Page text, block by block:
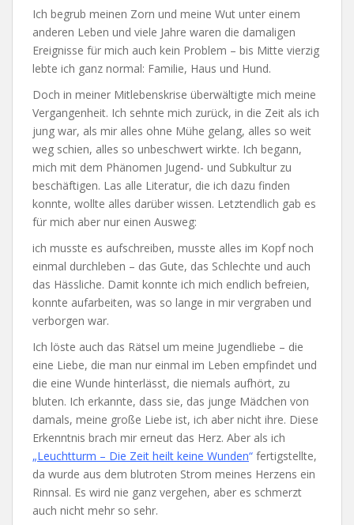
Ich begrub meinen Zorn und meine Wut unter einem
anderen Leben und viele Jahre waren die damaligen
Ereignisse für mich auch kein Problem – bis Mitte vierzig
lebte ich ganz normal: Familie, Haus und Hund.
Doch in meiner Mitlebenskrise überwältigte mich meine
Vergangenheit. Ich sehnte mich zurück, in die Zeit als ich
jung war, als mir alles ohne Mühe gelang, alles so weit
weg schien, alles so unbeschwert wirkte. Ich begann,
mich mit dem Phänomen Jugend- und Subkultur zu
beschäftigen. Las alle Literatur, die ich dazu finden
konnte, wollte alles darüber wissen. Letztendlich gab es
für mich aber nur einen Ausweg:
ich musste es aufschreiben, musste alles im Kopf noch
einmal durchleben – das Gute, das Schlechte und auch
das Hässliche. Damit konnte ich mich endlich befreien,
konnte aufarbeiten, was so lange in mir vergraben und
verborgen war.
Ich löste auch das Rätsel um meine Jugendliebe – die
eine Liebe, die man nur einmal im Leben empfindet und
die eine Wunde hinterlässt, die niemals aufhört, zu
bluten. Ich erkannte, dass sie, das junge Mädchen von
damals, meine große Liebe ist, ich aber nicht ihre. Diese
Erkenntnis brach mir erneut das Herz. Aber als ich
„Leuchtturm – Die Zeit heilt keine Wunden“ fertigstellte,
da wurde aus dem blutroten Strom meines Herzens ein
Rinnsal. Es wird nie ganz vergehen, aber es schmerzt
auch nicht mehr so sehr.